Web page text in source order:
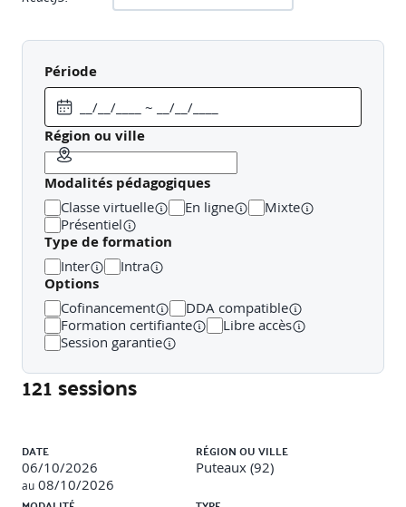
Objectifs pédagogiques
A l'issue de la formation, le participant sera en mesure de
Comprendre les concepts clés de ReactJS et ses
spécificités
Créer des composants fonctionnels
Maîtriser la syntaxe JSX
Utiliser Flux et gérer les bugs
Tester son développement
Public concerné
Développeurs, architectes, chefs de projet.
Prérequis
Méthodes et moyens pédagogiques
Période
Région ou ville
Modalités pédagogiques
Classe virtuelle En ligne
Mixte
Présentiel
Type de formation
Inter Intra
Options
Cofinancement
DDA compatible
Formation certifiante
Libre accès
Session garantie
121 sessions
DATE
06/10/2026
au 08/10/2026
RÉGION OU VILLE
Puteaux (92)